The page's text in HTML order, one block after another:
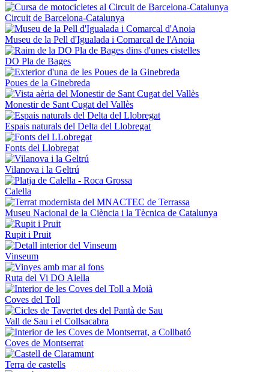
Circuit de Barcelona-Catalunya
Museu de la Pell d'Igualada i Comarcal de l'Anoia
DO Pla de Bages
Poues de la Ginebreda
Monestir de Sant Cugat del Vallès
Espais naturals del Delta del Llobregat
Fonts del Llobregat
Vilanova i la Geltrú
Calella
Museu Nacional de la Ciència i la Tècnica de Catalunya
Rupit i Pruit
Vinseum
Ruta del Vi DO Alella
Coves del Toll
Vall de Sau i el Collsacabra
Coves de Montserrat
Terra de castells